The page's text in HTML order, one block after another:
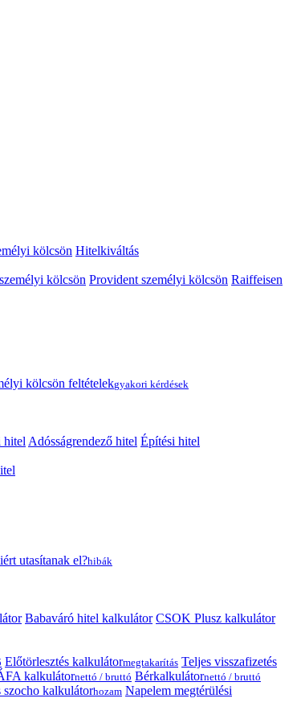
kölcsön Hitelkiváltás
kölcsön Provident személyi kölcsön Raiffeisen
kölcsön feltételekgyakori kérdések
hitelAdósságrendező hitel Építési hitel
utasítanak el?hibák
Babaváró hitel kalkulátor CSOK Plusz kalkulátor
Előtörlesztés kalkulátormegtakarítás Teljes visszafizetés
kalkulátornettó / bruttó Bérkalkulátornettó / bruttó
szocho kalkulátorhozam Napelem megtérülési